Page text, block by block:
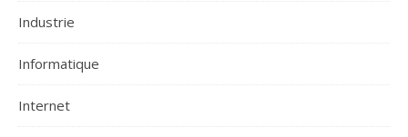
Industrie
Informatique
Internet